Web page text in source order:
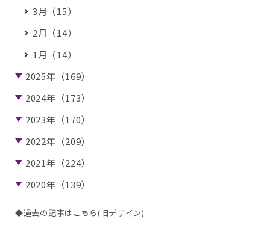
3月（15）
2月（14）
1月（14）
2025年（169）
2024年（173）
2023年（170）
2022年（209）
2021年（224）
2020年（139）
◆過去の記事はこちら(旧デザイン)